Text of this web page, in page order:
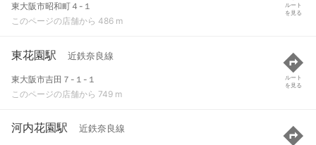
東大阪市昭和町４-１
このページの店舗から 486 m
ルート
を見る
東花園駅 近鉄奈良線
東大阪市吉田７-１-１
このページの店舗から 749 m
ルート
を見る
河内花園駅 近鉄奈良線